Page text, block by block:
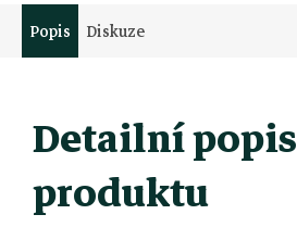
Popis Diskuze
Detailní popis
produktu